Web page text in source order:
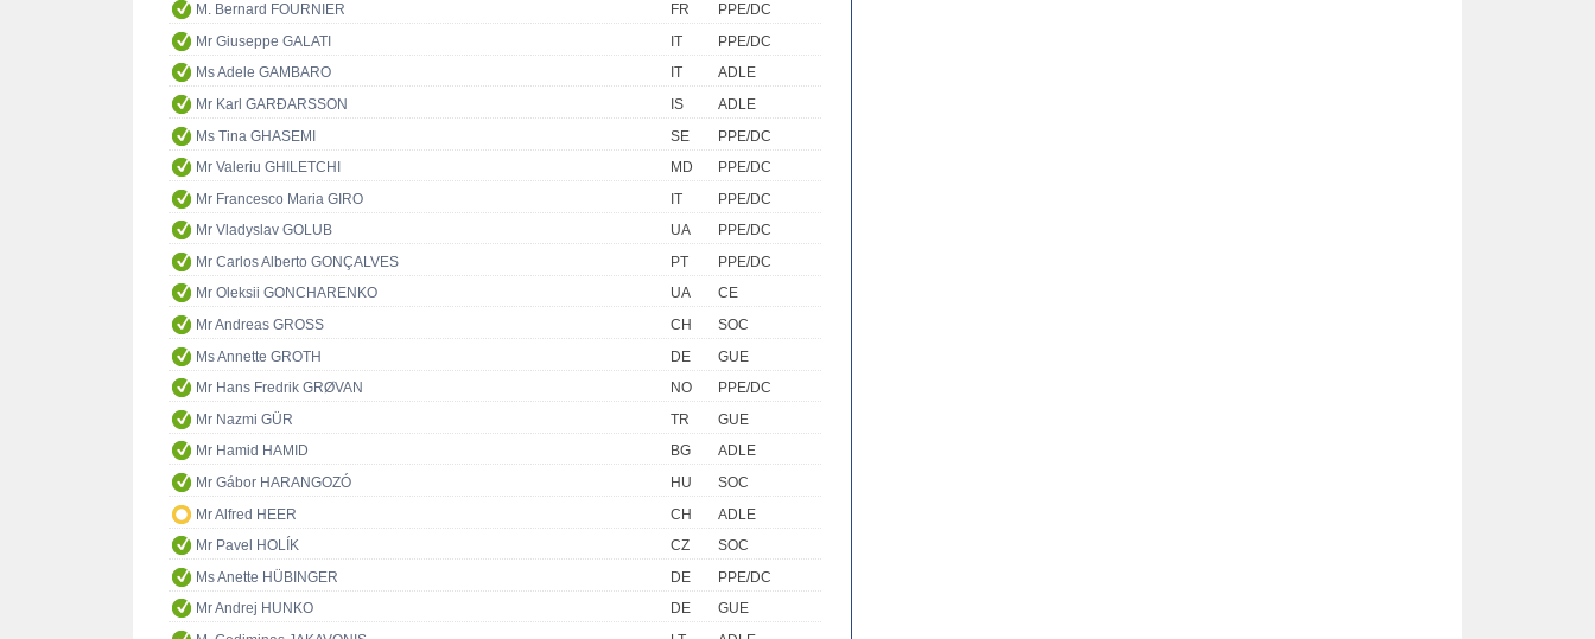
M. Bernard FOURNIER
FR
PPE/DC
Mr Giuseppe GALATI
IT
PPE/DC
Ms Adele GAMBARO
IT
ADLE
Mr Karl GARÐARSSON
IS
ADLE
Ms Tina GHASEMI
SE
PPE/DC
Mr Valeriu GHILETCHI
MD
PPE/DC
Mr Francesco Maria GIRO
IT
PPE/DC
Mr Vladyslav GOLUB
UA
PPE/DC
Mr Carlos Alberto GONÇALVES
PT
PPE/DC
Mr Oleksii GONCHARENKO
UA
CE
Mr Andreas GROSS
CH
SOC
Ms Annette GROTH
DE
GUE
Mr Hans Fredrik GRØVAN
NO
PPE/DC
Mr Nazmi GÜR
TR
GUE
Mr Hamid HAMID
BG
ADLE
Mr Gábor HARANGOZÓ
HU
SOC
Mr Alfred HEER
CH
ADLE
Mr Pavel HOLÍK
CZ
SOC
Ms Anette HÜBINGER
DE
PPE/DC
Mr Andrej HUNKO
DE
GUE